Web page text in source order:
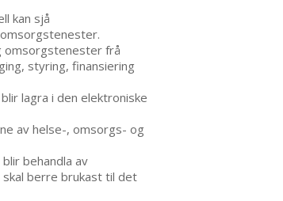
kan sjå
omsorgstenester frå
styring, finansiering
lagra i den elektroniske
av helse-, omsorgs- og
behandla av
skal berre brukast til det